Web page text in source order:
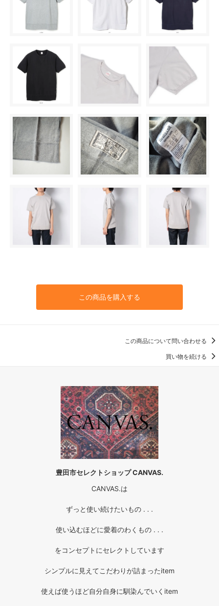
この商品を購入する
この商品について問い合わせる
買い物を続ける
豊田市セレクトショップ CANVAS.
CANVAS.は
ずっと使い続けたいもの . . .
使い込むほどに愛着のわくもの . . .
をコンセプトにセレクトしています
シンプルに見えてこだわりが詰まったitem
使えば使うほど自分自身に馴染んでいくitem